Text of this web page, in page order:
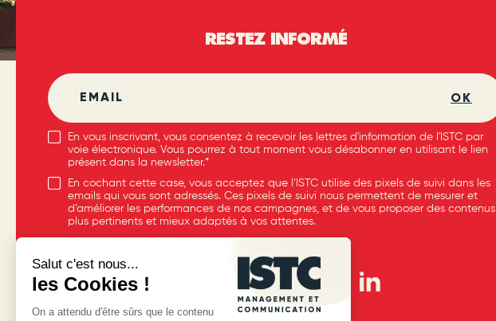
RESTEZ INFORMÉ
OK
En vous inscrivant, vous consentez à recevoir les lettres d'information de l'ISTC par
voie électronique. Vous pourrez à tout moment vous désabonner en utilisant le lien
présent dans la newsletter.*
En cochant cette case, vous acceptez que l’ISTC utilise des pixels de suivi dans les
emails qui vous sont adressés. Ces pixels de suivi nous permettent de mesurer et
d’améliorer les performances de nos campagnes, et de vous proposer des contenus
plus pertinents et mieux adaptés à vos attentes.